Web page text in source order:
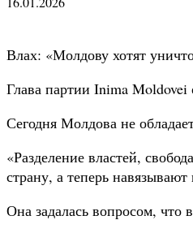
Влах: «Молдову хотят
Глава партии Inima
Сегодня Молдова не
«Разделение властей,
страну, а теперь
Она задалась вопросом, что